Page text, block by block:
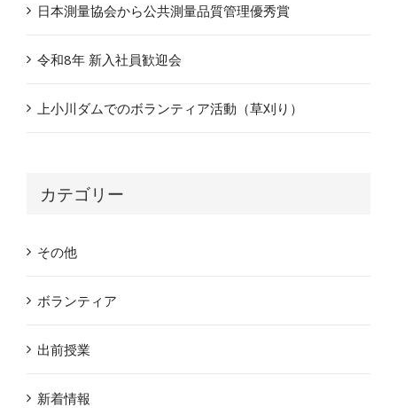
日本測量協会から公共測量品質管理優秀賞
令和8年 新入社員歓迎会
上小川ダムでのボランティア活動（草刈り）
カテゴリー
その他
ボランティア
出前授業
新着情報